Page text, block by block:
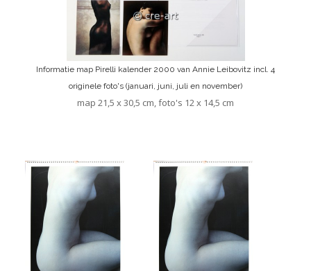
Informatie map Pirelli kalender 2000 van Annie Leibovitz incl. 4
originele foto's (januari, juni, juli en november)
map 21,5 x 30,5 cm, foto's 12 x 14,5 cm